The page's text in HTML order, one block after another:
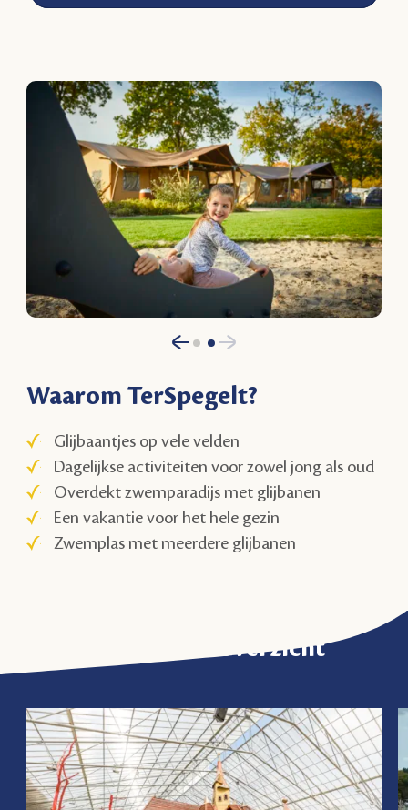
Waarom TerSpegelt?
Glijbaantjes op vele velden
Dagelijkse activiteiten voor zowel jong als oud
Overdekt zwemparadijs met glijbanen
Een vakantie voor het hele gezin
Zwemplas met meerdere glijbanen
Activiteitenoverzicht